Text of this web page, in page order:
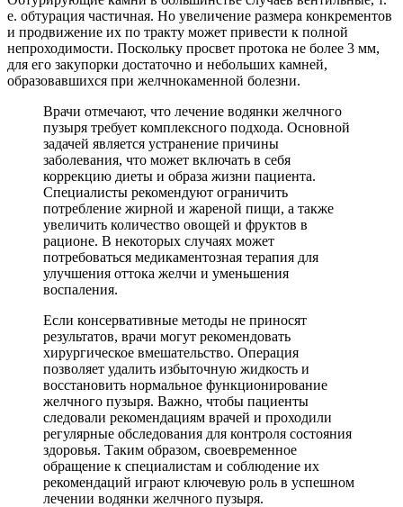
е. обтурация частичная. Но увеличение размера конкрементов
и продвижение их по тракту может привести к полной
непроходимости. Поскольку просвет протока не более 3 мм,
для его закупорки достаточно и небольших камней,
образовавшихся при желчнокаменной болезни.
Врачи отмечают, что лечение водянки желчного
пузыря требует комплексного подхода. Основной
задачей является устранение причины
заболевания, что может включать в себя
коррекцию диеты и образа жизни пациента.
Специалисты рекомендуют ограничить
потребление жирной и жареной пищи, а также
увеличить количество овощей и фруктов в
рационе. В некоторых случаях может
потребоваться медикаментозная терапия для
улучшения оттока желчи и уменьшения
воспаления.
Если консервативные методы не приносят
результатов, врачи могут рекомендовать
хирургическое вмешательство. Операция
позволяет удалить избыточную жидкость и
восстановить нормальное функционирование
желчного пузыря. Важно, чтобы пациенты
следовали рекомендациям врачей и проходили
регулярные обследования для контроля состояния
здоровья. Таким образом, своевременное
обращение к специалистам и соблюдение их
рекомендаций играют ключевую роль в успешном
лечении водянки желчного пузыря.